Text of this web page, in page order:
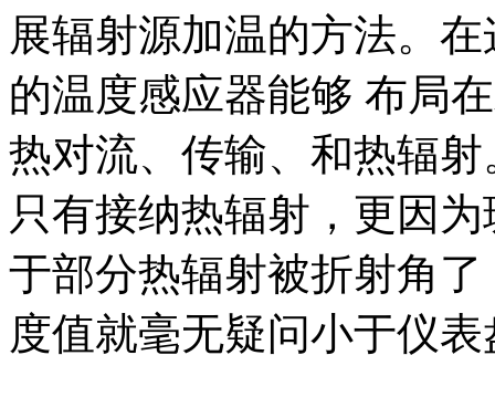
展辐射源加温的方法。
的温度感应器能够 布局
热对流、传输、和热辐
只有接纳热辐射，更因
于部分热辐射被折射角
度值就毫无疑问小于仪